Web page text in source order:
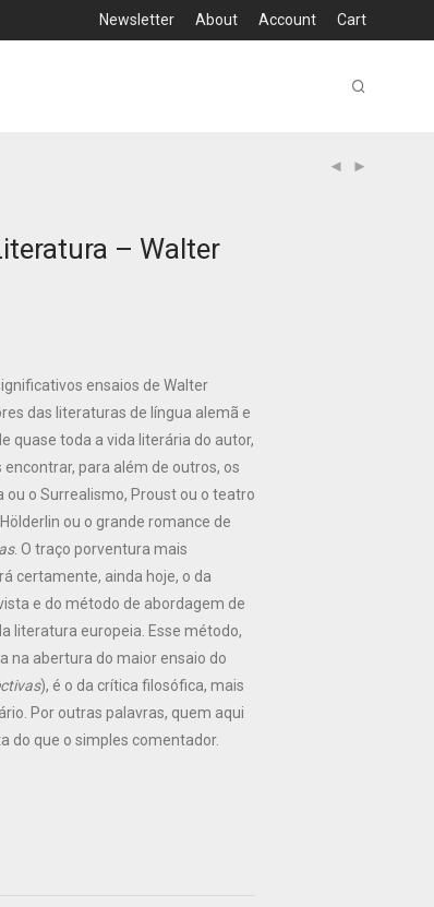
Newsletter About Account Cart
– Walter
ensaios de Walter
das literaturas de língua alemã e
quase toda a vida literária do autor,
para além de outros, os
ou o Surrealismo, Proust ou o teatro
ou o grande romance de
. O traço porventura mais
certamente, ainda hoje, o da
e do método de abordagem de
literatura europeia. Esse método,
na abertura do maior ensaio do
), é o da crítica filosófica, mais
Por outras palavras, quem aqui
do que o simples comentador.